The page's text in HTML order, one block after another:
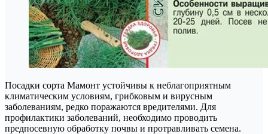
Посадки сорта Мамонт устойчивы к неблагоприятным
климатическим условиям, грибковым и вирусным
заболеваниям, редко поражаются вредителями. Для
профилактики заболеваний, необходимо проводить
предпосевную обработку почвы и протравливать семена.